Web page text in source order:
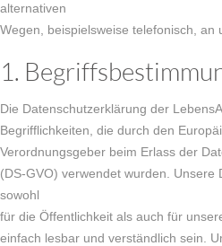
alternativen
Wegen, beispielsweise telefonisch, an
1.
Die Datenschutzerklärung der
Begrifflichkeiten, die durch den
Verordnungsgeber beim Erlass der
(DS-GVO) verwendet wurden. Unsere
sowohl
für die Öffentlichkeit als auch für
einfach lesbar und verständlich sein.